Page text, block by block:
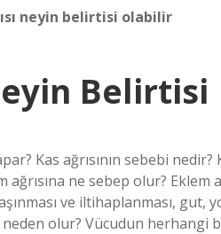
neyin belirtisi olabilir
Belirtisi
Kas ağrısının sebebi
ağrısına ne sebep olur?
ve iltihaplanması,
neden olur? Vücudun